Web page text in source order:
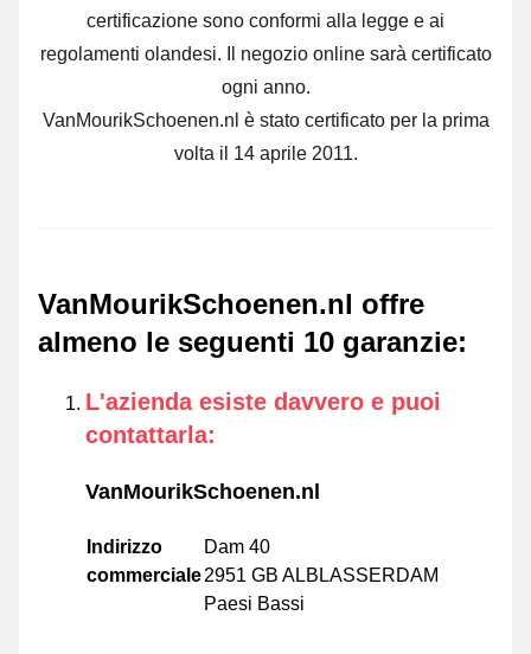
certificazione sono conformi alla legge e ai
regolamenti olandesi. Il negozio online sarà certificato
ogni anno.
VanMourikSchoenen.nl è stato certificato per la prima
volta il 14 aprile 2011.
VanMourikSchoenen.nl offre
almeno le seguenti 10 garanzie:
L'azienda esiste davvero e puoi
contattarla:
VanMourikSchoenen.nl
Indirizzo
commerciale
Dam 40
2951 GB ALBLASSERDAM
Paesi Bassi